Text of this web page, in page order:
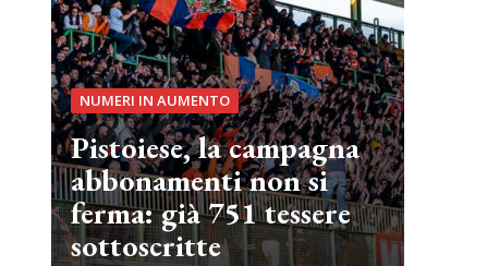
NUMERI IN AUMENTO
Pistoiese, la campagna
abbonamenti non si
ferma: già 751 tessere
sottoscritte